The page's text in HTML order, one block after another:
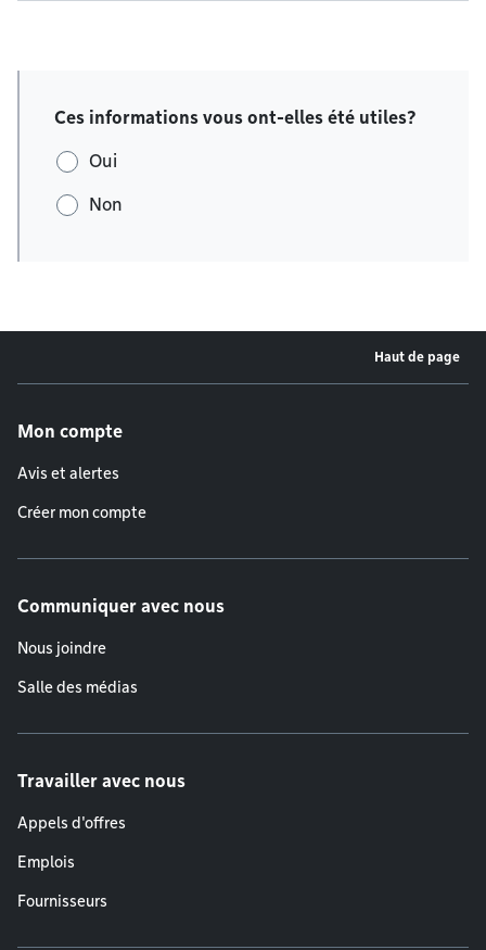
Ces informations vous ont-elles été utiles?
Oui
Non
Haut de page
Mon compte
Avis et alertes
Créer mon compte
Communiquer avec nous
Nous joindre
Salle des médias
Travailler avec nous
Appels d'offres
Emplois
Fournisseurs